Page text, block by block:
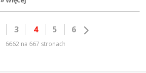
3 4 5 6
6662 na 667 stronach